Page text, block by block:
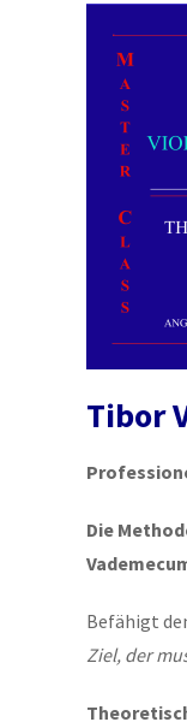
Tibor
Die
Befähigt
Ziel, der